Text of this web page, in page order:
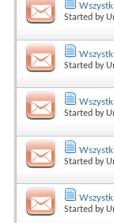
Started by
Started by
Started by
Started by
Started by